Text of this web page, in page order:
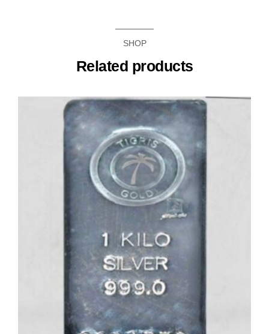
SHOP
Related products